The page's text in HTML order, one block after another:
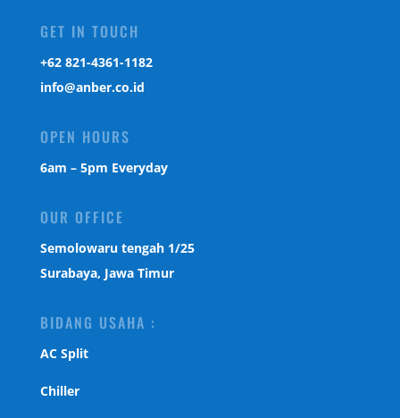
GET IN TOUCH
‎+62 821-4361-1182
info@anber.co.id
OPEN HOURS
6am – 5pm Everyday
OUR OFFICE
Semolowaru tengah 1/25
Surabaya, Jawa Timur
BIDANG USAHA :
AC Split
Chiller